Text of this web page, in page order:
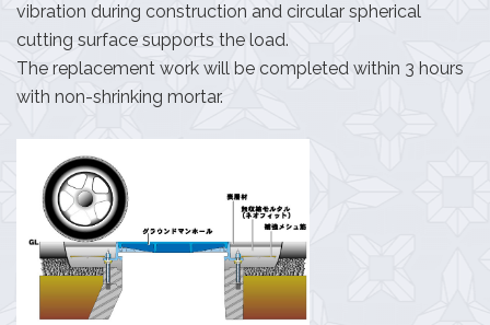
vibration during construction and circular spherical
cutting surface supports the load.
The replacement work will be completed within 3 hours
with non-shrinking mortar.